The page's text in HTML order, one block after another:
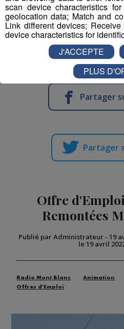
Vendeur Caissier en
Partager
Partager
Offre
Remontées
Publié par Administrateur- 19
le 19 avril
Radio Mont Blanc
Animation
Offres d'Emploi
scan device characteristics
geolocation data; Match and
Link different devices;
device characteristics for
J'ACCEPTE
PLUS